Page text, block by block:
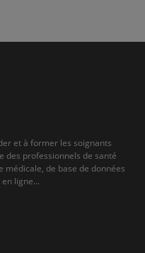
et à former les soignants
des professionnels de santé
de base de données
ligne...